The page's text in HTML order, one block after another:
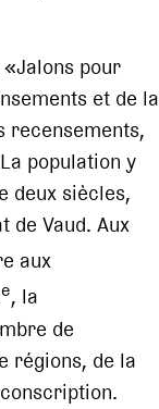
pour
et de la
recensements,
population y
deux siècles,
de Vaud. Aux
aux
e, la
de
régions, de la